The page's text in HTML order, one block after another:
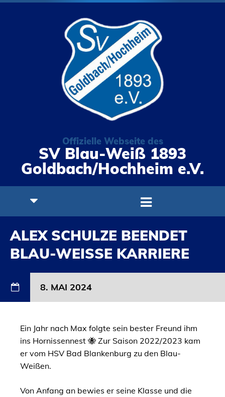
Offizielle Webseite des
SV Blau-Weiß 1893
Goldbach/Hochheim e.V.
ALEX SCHULZE BEENDET
BLAU-WEISSE KARRIERE
8. MAI 2024
Ein Jahr nach Max folgte sein bester Freund ihm
ins Hornissennest 🐝 Zur Saison 2022/2023 kam
er vom HSV Bad Blankenburg zu den Blau-
Weißen.
Von Anfang an bewies er seine Klasse und die